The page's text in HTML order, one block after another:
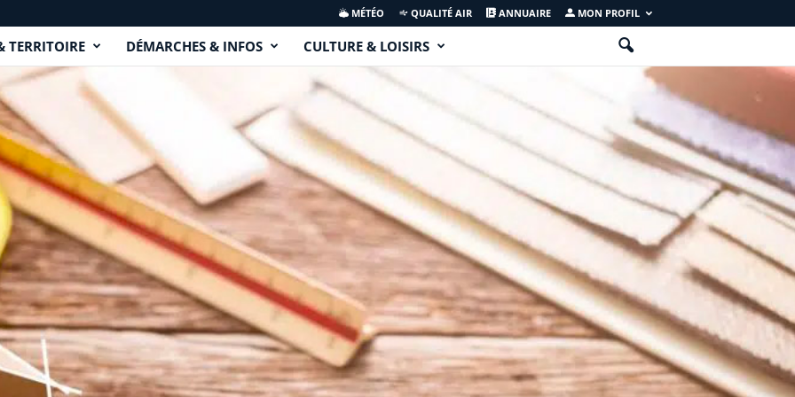
MÉTÉO QUALITÉ AIR ANNUAIRE MON PROFIL
TERRITOIRE DÉMARCHES & INFOS CULTURE & LOISIRS